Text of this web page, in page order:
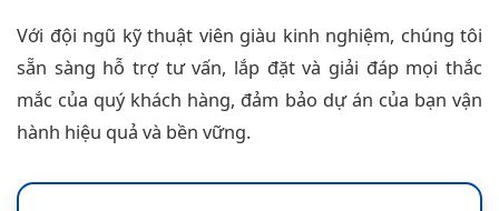
Với đội ngũ kỹ thuật viên giàu kinh nghiệm, chúng tôi
sẵn sàng hỗ trợ tư vấn, lắp đặt và giải đáp mọi thắc
mắc của quý khách hàng, đảm bảo dự án của bạn vận
hành hiệu quả và bền vững.